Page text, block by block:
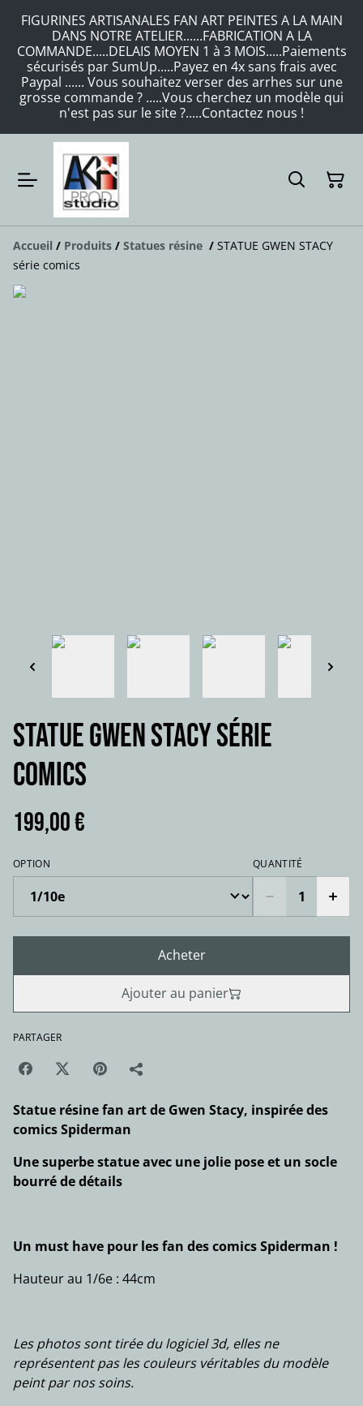
FIGURINES ARTISANALES FAN ART PEINTES A LA MAIN
DANS NOTRE ATELIER......FABRICATION A LA
COMMANDE.....DELAIS MOYEN 1 à 3 MOIS.....Paiements
sécurisés par SumUp.....Payez en 4x sans frais avec
Paypal ...... Vous souhaitez verser des arrhes sur une
grosse commande ? .....Vous cherchez un modèle qui
n'est pas sur le site ?.....Contactez nous !
Accueil / Produits / Statues résine / STATUE GWEN STACY
série comics
STATUE GWEN STACY série
comics
199,00 €
OPTION QUANTITÉ
Acheter
Ajouter au panier
PARTAGER
Statue résine fan art de Gwen Stacy, inspirée des
comics Spiderman
Une superbe statue avec une jolie pose et un socle
bourré de détails
Un must have pour les fan des comics Spiderman !
Hauteur au 1/6e : 44cm
Les photos sont tirée du logiciel 3d, elles ne
représentent pas les couleurs véritables du modèle
peint par nos soins.